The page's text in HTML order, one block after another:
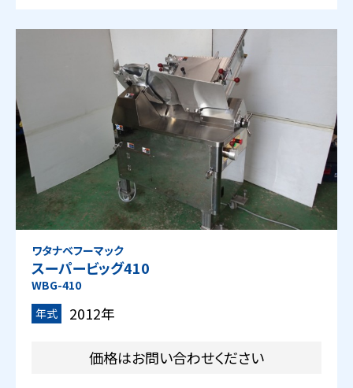
ワタナベフーマック
スーパービッグ410
WBG-410
年式
2012年
価格はお問い合わせください